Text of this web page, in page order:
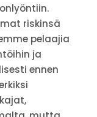
riskinsä
pelaajia
ja
ennen